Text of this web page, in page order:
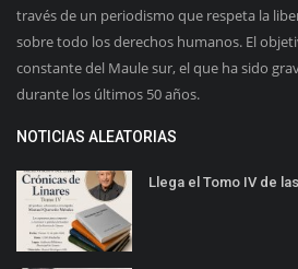
través de un periodismo que respeta la
sobre todo los derechos humanos. El
constante del Maule sur, el que ha sido
durante los últimos 50 años.
NOTICIAS ALEATORIAS
Llega el Tomo IV de